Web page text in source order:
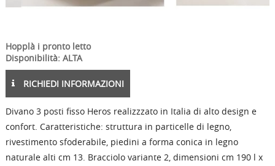
Hopplà i pronto letto
Disponibilità: ALTA
RICHIEDI INFORMAZIONI
Divano 3 posti fisso Heros realizzzato in Italia di alto design e
confort. Caratteristiche: struttura in particelle di legno,
rivestimento sfoderabile, piedini a forma conica in legno
naturale alti cm 13. Bracciolo variante 2, dimensioni cm 190 l x